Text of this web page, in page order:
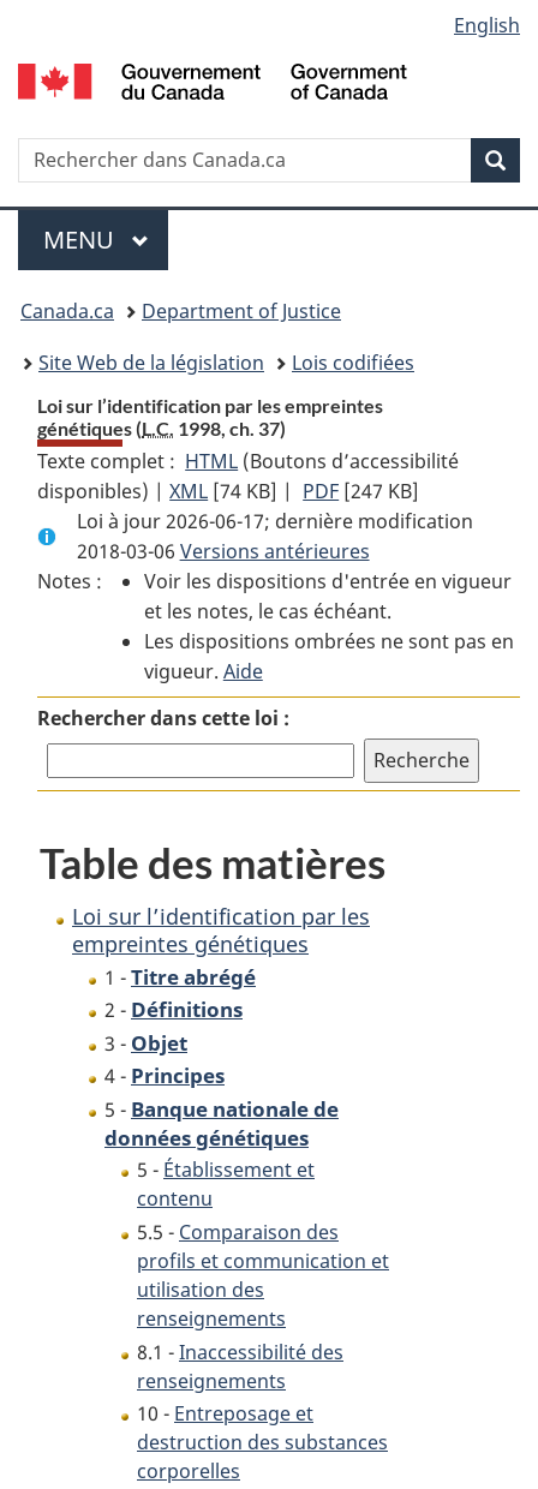
au
contenu
propos
de
la
HTML
simplifiée
selection
English
Recherche
Menu
MENU PRINCIPAL
You
are
here:
Canada.ca
Department of Justice
Site Web de la législation
Lois codifiées
Loi sur l’identification par les empreintes
génétiques (L.C. 1998, ch. 37)
Texte complet : HTML Texte
complet
:
Loi
sur
l’identification
par
les
empreintes
génétiques
(Boutons d’accessibilité
disponibles) |XML Texte
complet
:
Loi
sur
l’identification
par
les
empreintes
[74 KB] | PDF Texte
complet
:
Loi
sur
l’identification
les
génétiques
[247 KB]
Loi à jour 2026-06-17; dernière modification
2018-03-06 Versions antérieures
Notes :
Voir les dispositions d'entrée en vigueur
et les notes, le cas échéant.
Les dispositions ombrées ne sont pas en
vigueur. Aide
Rechercher dans cette loi :
Table des matières
Loi sur l’identification par les
empreintes génétiques
1 -Titre abrégé
2 - Définitions
3 - Objet
4 - Principes
5 - Banque nationale de
données génétiques
5 - Établissement et
contenu
5.5 - Comparaison des
profils et communication et
utilisation des
renseignements
8.1 -Inaccessibilité des
renseignements
10 - Entreposage et
destruction des substances
corporelles